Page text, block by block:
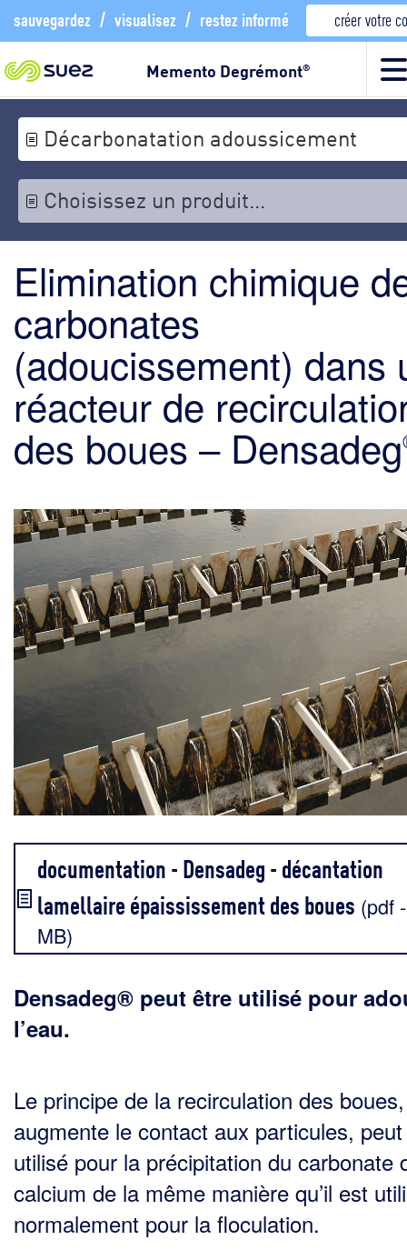
sauvegardez / visualisez / restez informé créer votre
Memento Degrémont®
Décarbonatation adoussicement
Choisissez un produit...
Elimination chimique
carbonates
(adoucissement) dans
réacteur de
des boues – Densadeg
documentation - Densadeg - décantation
lamellaire épaississement des boues (pdf
MB)
Densadeg® peut être utilisé pour
l’eau.
Le principe de la recirculation des
augmente le contact aux particules,
utilisé pour la précipitation du carbonate
calcium de la même manière qu’il est
normalement pour la floculation.